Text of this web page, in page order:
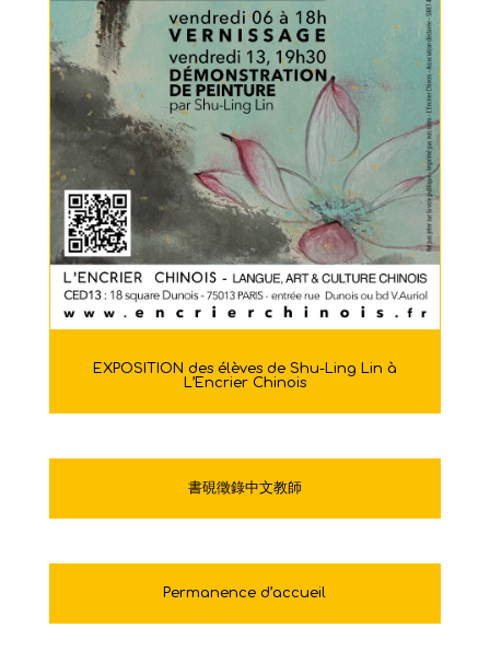
EXPOSITION des élèves de Shu-Ling Lin à
L’Encrier Chinois
書硯徵錄中文教師
Permanence d’accueil